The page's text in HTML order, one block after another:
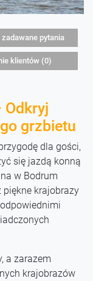
pytania
klientów (0)
Odkryj
grzbietu
dla gości,
się jazdą konną
w Bodrum
krajobrazy
a zarazem
krajobrazów